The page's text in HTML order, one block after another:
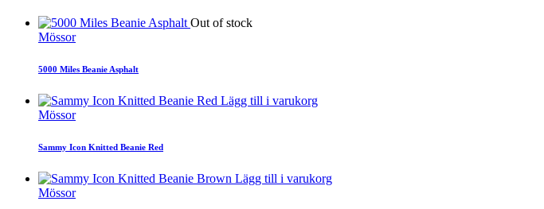
Out of stock
Mössor
5000 Miles Beanie Asphalt
Lägg till i varukorg
Mössor
Sammy Icon Knitted Beanie Red
Lägg till i varukorg
Mössor